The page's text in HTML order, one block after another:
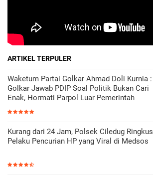
ARTIKEL TERPULER
Waketum Partai Golkar Ahmad Doli Kurnia :
Golkar Jawab PDIP Soal Politik Bukan Cari
Enak, Hormati Parpol Luar Pemerintah
Kurang dari 24 Jam, Polsek Ciledug Ringkus
Pelaku Pencurian HP yang Viral di Medsos